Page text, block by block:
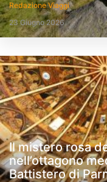
Redazione Viaggi
23 Giugno 2026
Il mistero rosa
nell’ottagono
Battistero di